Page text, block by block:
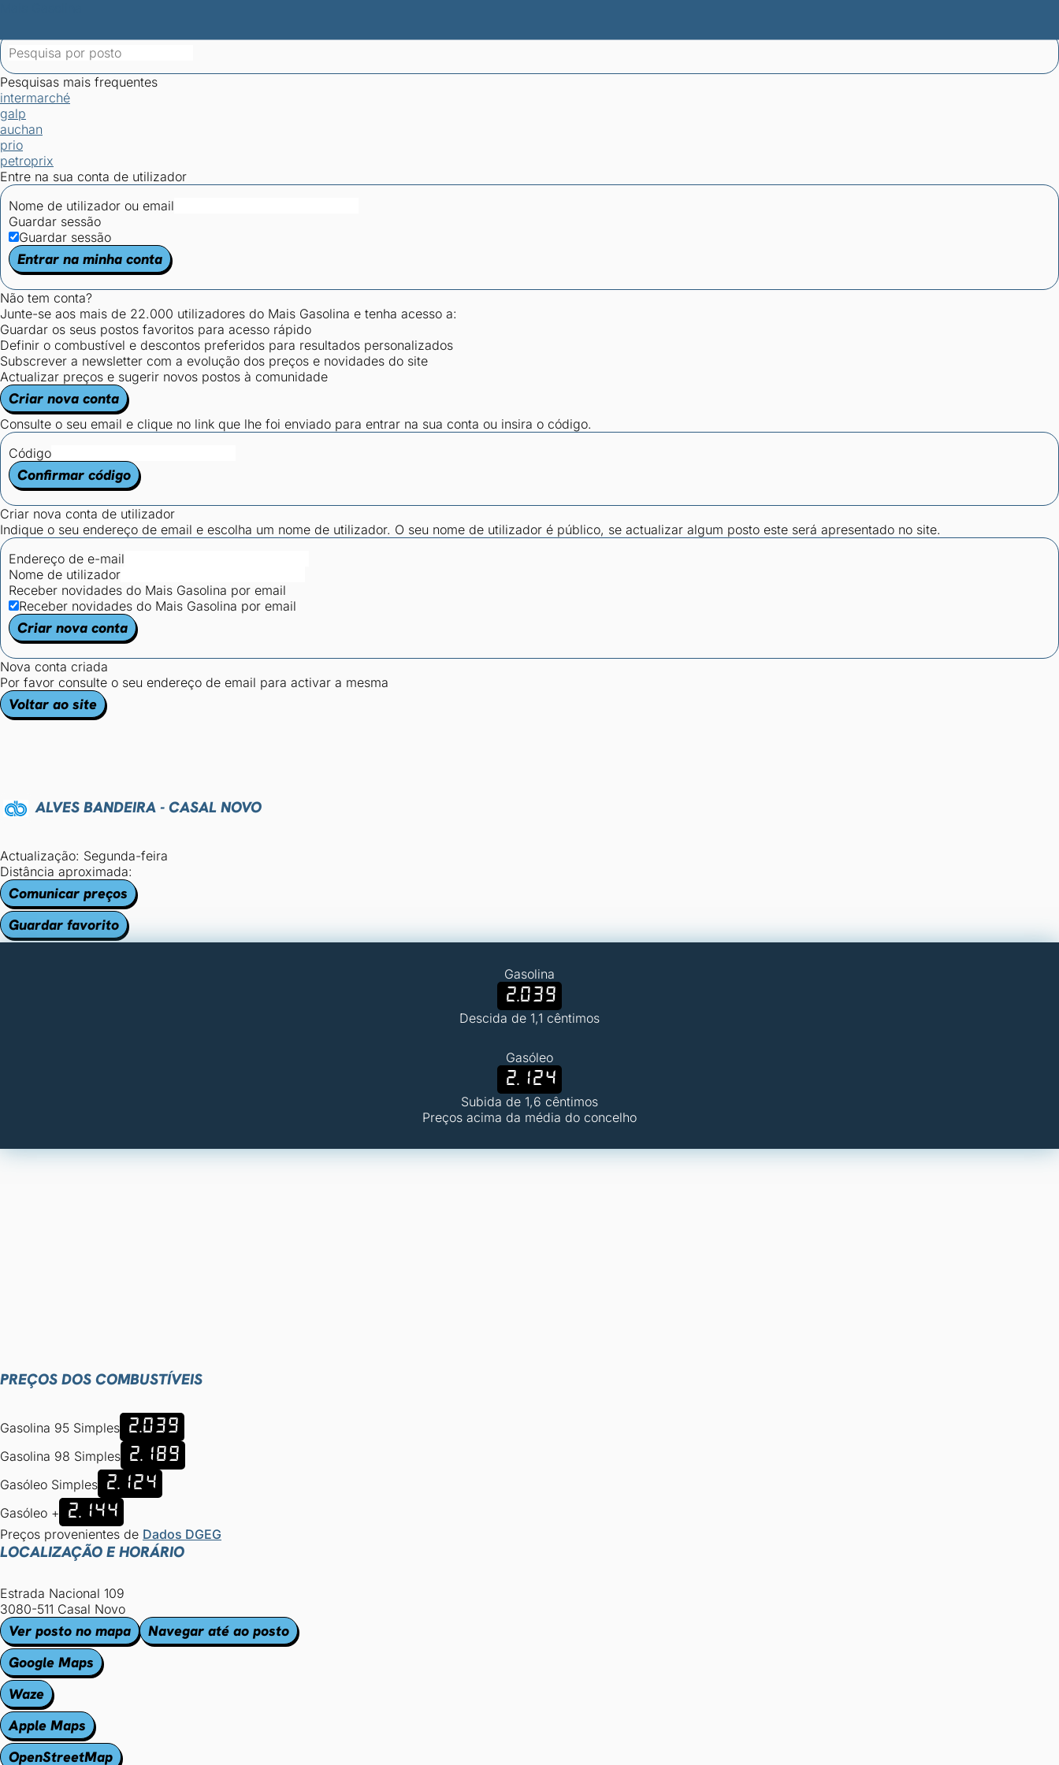
Pesquisas mais frequentes
intermarché
galp
auchan
prio
petroprix
Entre na sua conta de utilizador
Nome de utilizador ou email
Guardar sessão
Guardar sessão
Entrar na minha conta
Não tem conta?
Junte-se aos mais de 22.000 utilizadores do Mais Gasolina e tenha acesso a:
Guardar os seus postos favoritos para acesso rápido
Definir o combustível e descontos preferidos para resultados personalizados
Subscrever a newsletter com a evolução dos preços e novidades do site
Actualizar preços e sugerir novos postos à comunidade
Criar nova conta
Consulte o seu email e clique no link que lhe foi enviado para entrar na sua conta ou insira o código.
Código
Confirmar código
Criar nova conta de utilizador
Indique o seu endereço de email e escolha um nome de utilizador. O seu nome de utilizador é público, se actualizar algum posto este será apresentado no site.
Endereço de e-mail
Nome de utilizador
Receber novidades do Mais Gasolina por email
Receber novidades do Mais Gasolina por email
Criar nova conta
Nova conta criada
Por favor consulte o seu endereço de email para activar a mesma
Voltar ao site
ALVES BANDEIRA - CASAL NOVO
Actualização: Segunda-feira
Distância aproximada:
Comunicar preços
Guardar favorito
Gasolina
2.039
Descida de 1,1 cêntimos
Gasóleo
2.124
Subida de 1,6 cêntimos
Preços acima da média do concelho
PREÇOS DOS COMBUSTÍVEIS
Gasolina 95 Simples 2.039
Gasolina 98 Simples 2.189
Gasóleo Simples 2.124
Gasóleo + 2.144
Preços provenientes de Dados DGEG
LOCALIZAÇÃO E HORÁRIO
Estrada Nacional 109
3080-511 Casal Novo
Ver posto no mapa
Navegar até ao posto
Google Maps
Waze
Apple Maps
OpenStreetMap